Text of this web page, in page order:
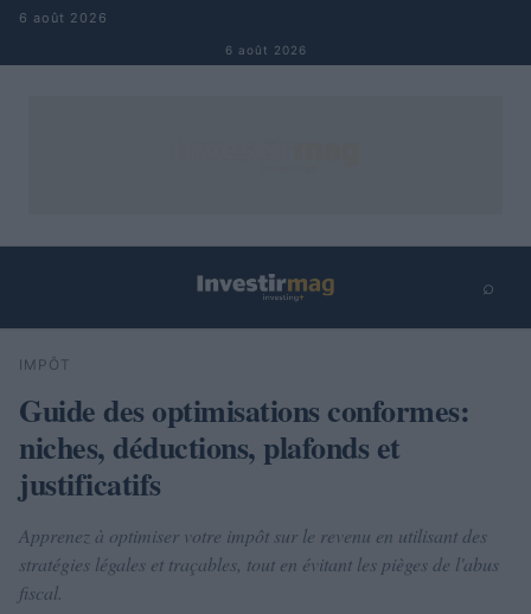
Aller au contenu
6 août 2026
6 août 2026
⌕
Rechercher
IMPÔT
Guide des optimisations conformes:
niches, déductions, plafonds et
justificatifs
Apprenez à optimiser votre impôt sur le revenu en utilisant des
stratégies légales et traçables, tout en évitant les pièges de l'abus
fiscal.